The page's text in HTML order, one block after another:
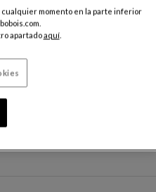
una joven diseñadora ucraniana. Su
veladores y mesas de centro con
en tienda
momento en la parte inferior
apartadoaquí.